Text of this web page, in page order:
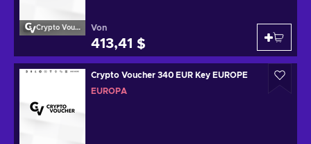
Crypto Voucher Von
413,41 $
Crypto Voucher 340 EUR Key EUROPE
EUROPA